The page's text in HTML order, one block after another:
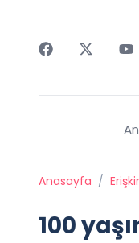
Anasayfa /
100